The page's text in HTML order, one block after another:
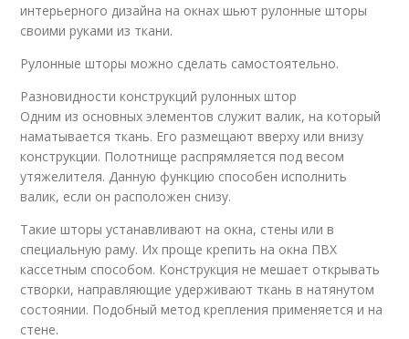
интерьерного дизайна на окнах шьют рулонные шторы
своими руками из ткани.
Рулонные шторы можно сделать самостоятельно.
Разновидности конструкций рулонных штор
Одним из основных элементов служит валик, на который
наматывается ткань. Его размещают вверху или внизу
конструкции. Полотнище распрямляется под весом
утяжелителя. Данную функцию способен исполнить
валик, если он расположен снизу.
Такие шторы устанавливают на окна, стены или в
специальную раму. Их проще крепить на окна ПВХ
кассетным способом. Конструкция не мешает открывать
створки, направляющие удерживают ткань в натянутом
состоянии. Подобный метод крепления применяется и на
стене.